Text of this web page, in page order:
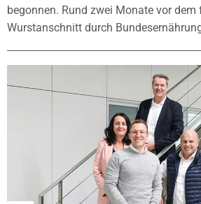
begonnen. Rund zwei Monate vor dem
Wurstanschnitt durch